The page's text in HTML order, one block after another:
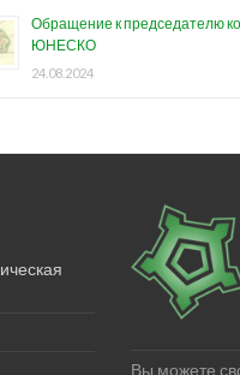
Обращение к председателю
ЮНЕСКО
24.08.2024
Вы можете